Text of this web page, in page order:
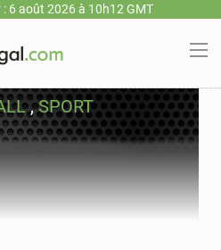
: 6 août 2026 à 10h12 GMT
,SPORT